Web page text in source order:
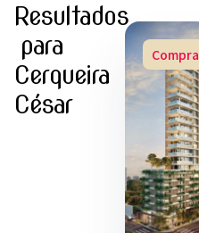
Resultados
para
Cerqueira
César
Compra